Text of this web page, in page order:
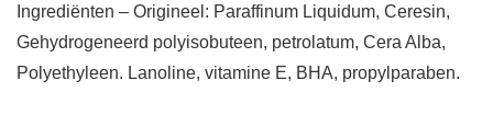
Ingrediënten – Origineel: Paraffinum Liquidum, Ceresin,
Gehydrogeneerd polyisobuteen, petrolatum, Cera Alba,
Polyethyleen. Lanoline, vitamine E, BHA, propylparaben.